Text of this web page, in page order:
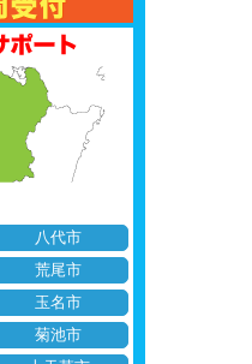
八代市
荒尾市
玉名市
菊池市